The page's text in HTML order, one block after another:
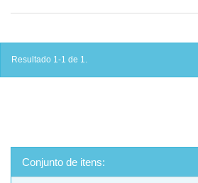
Resultado 1-1 de 1.
Conjunto de itens: